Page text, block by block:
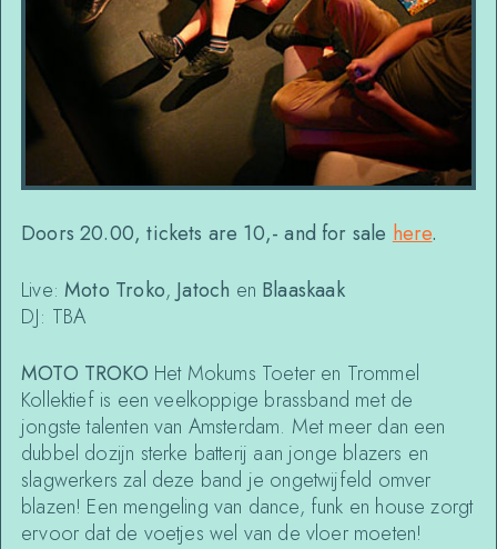
Doors 20.00, tickets are 10,- and for sale here.
Live:Moto Troko, Jatoch en Blaaskaak
DJ: TBA
MOTO TROKO Het Mokums Toeter en Trommel
Kollektief is een veelkoppige brassband met de
jongste talenten van Amsterdam. Met meer dan een
dubbel dozijn sterke batterij aan jonge blazers en
slagwerkers zal deze band je ongetwijfeld omver
blazen! Een mengeling van dance, funk en house zorgt
ervoor dat de voetjes wel van de vloer moeten!